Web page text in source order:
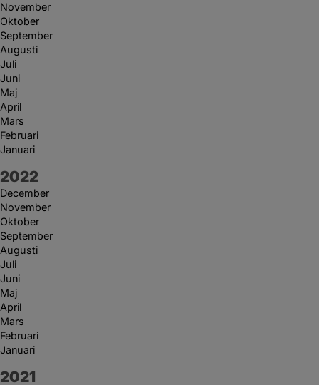
November
Oktober
September
Augusti
Juli
Juni
Maj
April
Mars
Februari
Januari
År:
2022
December
November
Oktober
September
Augusti
Juli
Juni
Maj
April
Mars
Februari
Januari
År:
2021